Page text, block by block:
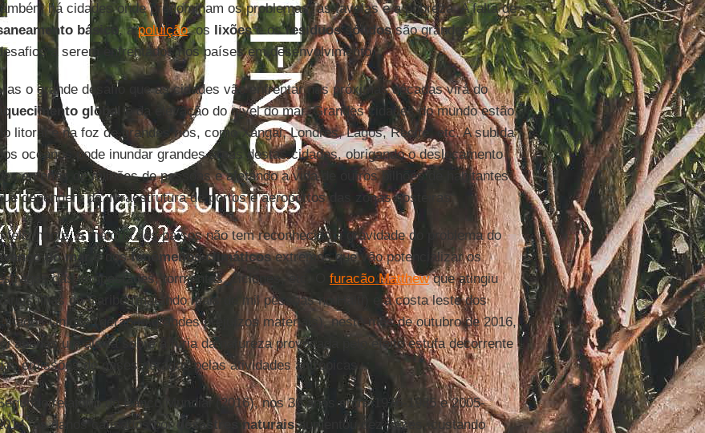
há cidades onde predominam os problemas, as favelas e a pobreza. A falta de
básico , apoluição, os lixõese osresíduos sólidossão grandes
a serem enfrentados nos países em desenvolvimento.
o grande desafio que as cidades vão enfrentar nas próximas décadas virá do
global e da elevação do nível do mar. Grandes cidades do mundo estão
litoral e na foz de grandes rios, como Xangai, Londres, Lagos, Recife, etc. A subida
oceanos pode inundar grandes áreas destas cidades, obrigando o deslocamento
centenas de milhões de pessoas e afetando a vida de outros bilhões de habitantes
dependem da infraestrutura de portos e aeroportos das zonas costeiras.
a maioria dos países não tem reconhecido a gravidade do problema do
do mar e dosfenômenos climáticosextremos que vão potencializar os
das tempestades, tormentas, ciclones, etc. O furacão Matthewque atingiu
ilhas do Caribe (matando mais de mil pessoas no Haiti) e a costa leste dos
Unidos (gerando grandes prejuízos materiais), neste mês de outubro de 2016,
apenas um alerta sobre a fúria da natureza provocada pelo efeito estufa decorrente
emissões de gases gerados pelas atividades antrópicas.
relatório do Banco Mundial (2016), nos 30 anos entre 1976-1985 e 2005-
os danos causados pordesastres naturaisaumentou dez vezes, custando